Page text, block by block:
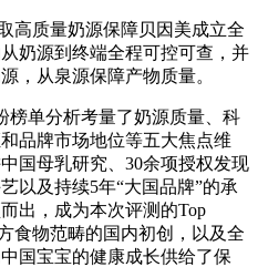
质量奶源保障贝因美成立全
奶源到终端全程可控可查，并
，从泉源保障产物质量。
单分析考量了奶源质量、科
品牌市场地位等五大焦点维
国母乳研究、30余项授权发现
以及持续5年“大国品牌”的承
出，成为本次评测的Top
食物范畴的国内初创，以及全
国宝宝的健康成长供给了保